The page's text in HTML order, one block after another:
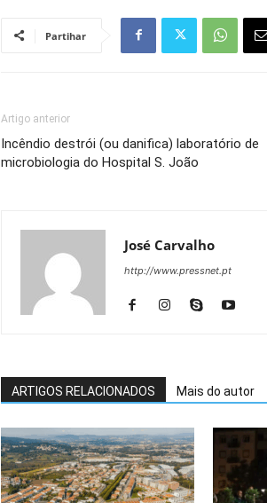
Partihar
Artigo anterior
Incêndio destrói (ou danifica) laboratório de
microbiologia do Hospital S. João
José Carvalho
http://www.pressnet.pt
ARTIGOS RELACIONADOS Mais do autor